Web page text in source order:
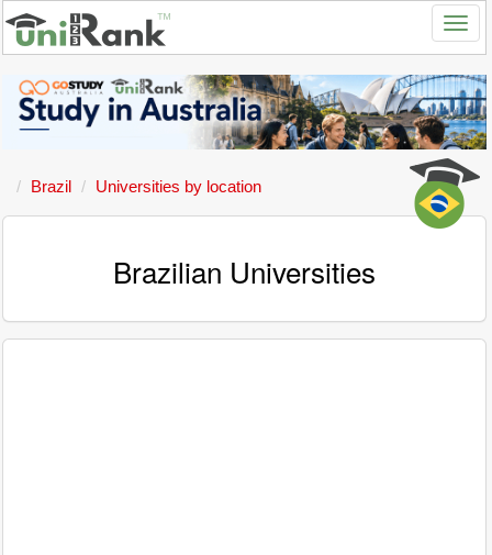
Brazil Universities by location
Brazilian Universities